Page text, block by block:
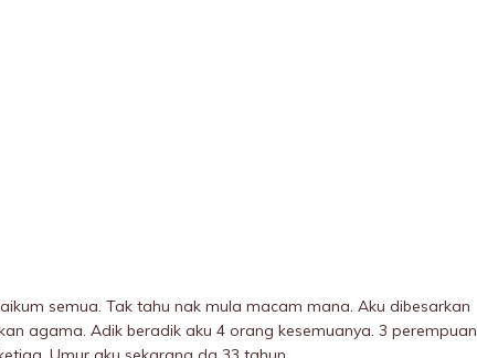
semua. Tak tahu nak mula macam mana. Aku dibesarkan
agama. Adik beradik aku 4 orang kesemuanya. 3 perempuan